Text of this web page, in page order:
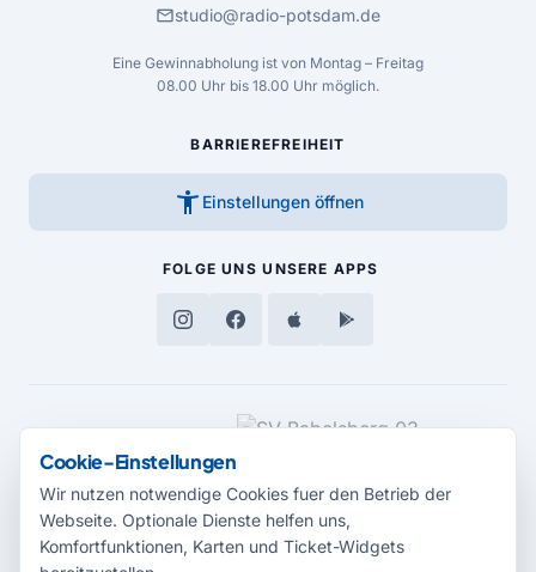
mailstudio@radio-potsdam.de
Eine Gewinnabholung ist von Montag – Freitag
08.00 Uhr bis 18.00 Uhr möglich.
BARRIEREFREIHEIT
accessibility_new Einstellungen öffnen
FOLGE UNS UNSERE APPS
MEDIENPARTNER
Cookie-Einstellungen
Wir nutzen notwendige Cookies fuer den Betrieb der
Webseite. Optionale Dienste helfen uns,
Komfortfunktionen, Karten und Ticket-Widgets